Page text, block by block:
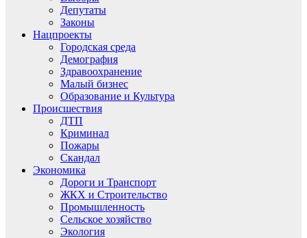
Депутаты
Законы
Нацпроекты
Городская среда
Демография
Здравоохранение
Малый бизнес
Образование и Культура
Происшествия
ДТП
Криминал
Пожары
Скандал
Экономика
Дороги и Транспорт
ЖКХ и Строительство
Промышленность
Сельское хозяйство
Экология